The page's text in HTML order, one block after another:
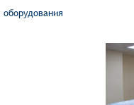
оборудования